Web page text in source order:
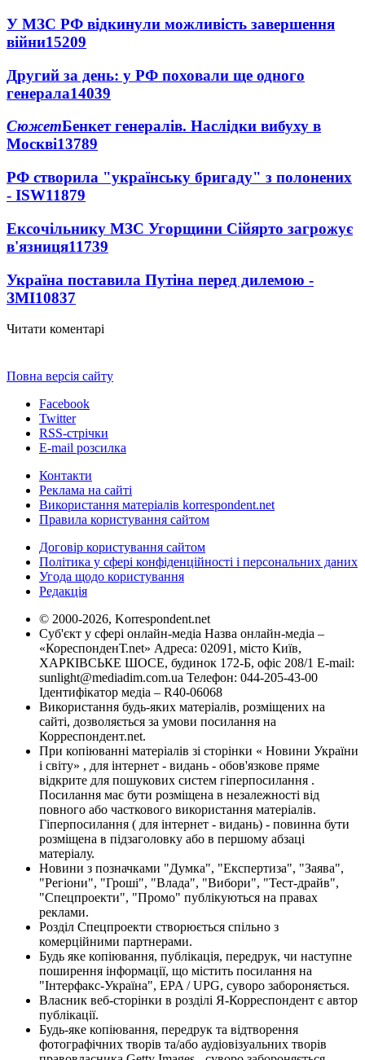
У МЗС РФ відкинули можливість завершення
війни15209
Другий за день: у РФ поховали ще одного
генерала14039
СюжетБенкет генералів. Наслідки вибуху в
Москві13789
РФ створила "українську бригаду" з полонених
- ISW11879
Ексочільнику МЗС Угорщини Сійярто загрожує
в'язниця11739
Україна поставила Путіна перед дилемою -
ЗМІ10837
Читати коментарі
Повна версія сайту
Facebook
Twitter
RSS-стрічки
E-mail розсилка
Контакти
Реклама на сайті
Використання матеріалів korrespondent.net
Правила користування сайтом
Договір користування сайтом
Політика у сфері конфіденційності і персональних даних
Угода щодо користування
Редакція
© 2000-2026, Korrespondent.net
Суб'єкт у сфері онлайн-медіа Назва онлайн-медіа –
«КореспонденТ.net» Адреса: 02091, місто Київ,
ХАРКІВСЬКЕ ШОСЕ, будинок 172-Б, офіс 208/1 E-mail:
sunlight@mediadim.com.ua Телефон: 044-205-43-00
Ідентифікатор медіа – R40-06068
Використання будь-яких матеріалів, розміщених на
сайті, дозволяється за умови посилання на
Корреспондент.net.
При копіюванні матеріалів зі сторінки « Новини України
і світу» , для інтернет - видань - обов'язкове пряме
відкрите для пошукових систем гіперпосилання .
Посилання має бути розміщена в незалежності від
повного або часткового використання матеріалів.
Гіперпосилання ( для інтернет - видань) - повинна бути
розміщена в підзаголовку або в першому абзаці
матеріалу.
Новини з позначками "Думка", "Експертиза", "Заява",
"Регіони", "Гроші", "Влада", "Вибори", "Тест-драйв",
"Спецпроекти", "Промо" публікуються на правах
реклами.
Розділ Спецпроекти створюється спільно з
комерційними партнерами.
Будь яке копіювання, публікація, передрук, чи наступне
поширення інформації, що містить посилання на
"Інтерфакс-Україна", EPA / UPG, суворо забороняється.
Власник веб-сторінки в розділі Я-Корреспондент є автор
публікації.
Будь-яке копіювання, передрук та відтворення
фотографічних творів та/або аудіовізуальних творів